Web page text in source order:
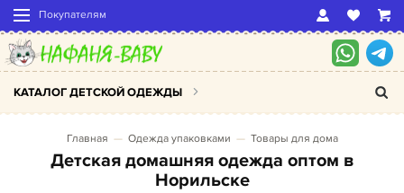
Покупателям
КАТАЛОГ ДЕТСКОЙ ОДЕЖДЫ
Главная Одежда упаковками Товары для дома
Детская домашняя одежда оптом в
Норильске